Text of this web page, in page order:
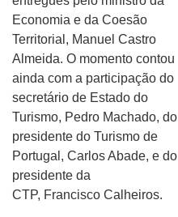
Economia e da Coesão
Territorial, Manuel Castro
Almeida. O momento contou
ainda com a participação do
secretário de Estado do
Turismo, Pedro Machado, do
presidente do Turismo de
Portugal, Carlos Abade, e do
presidente da
CTP, Francisco Calheiros.